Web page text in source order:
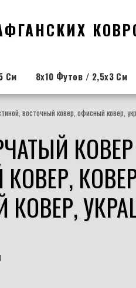
См 8x10 Футов / 2,5x3 См
восточный ковер, офисный ковер,